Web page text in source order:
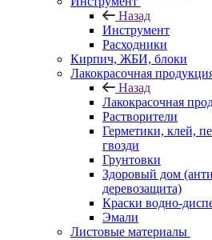
Назад
Инструмент
Расходники
Кирпич, ЖБИ, блоки
Лакокрасочная
Назад
Лакокрасочная
Растворители
Герметики, клей,
гвозди
Грунтовки
Здоровый дом
деревозащита)
Краски водно-
Эмали
Листовые материалы